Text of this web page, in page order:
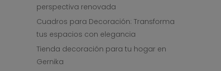
perspectiva renovada
Cuadros para Decoración: Transforma
tus espacios con elegancia
Tienda decoración para tu hogar en
Gernika